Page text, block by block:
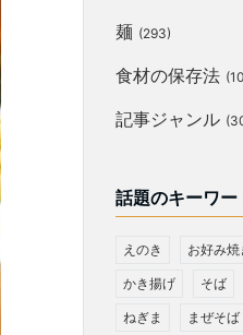
麺 (293)
食材の保存法
記事ジャンル
話題のキーワー
えのき お好み
かき揚げ そば
ねぎま まぜそば